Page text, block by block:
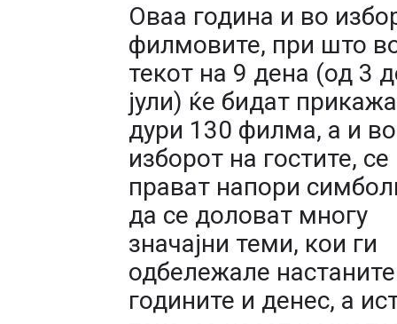
Оваа година и во
филмовите, при што
текот на 9 дена (од 3
јули) ќе бидат
дури 130 филма, а и во
изборот на гостите, се
прават напори
да се доловат многу
значајни теми, кои ги
одбележале
годините и денес, а